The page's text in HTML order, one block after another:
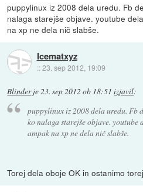
puppylinux iz 2008 dela uredu. Fb
nalaga starejše objave. youtube
na xp ne dela nič slabše.
Icematxyz
::23. sep 2012, 19:09
Blinderje 23. sep 2012 ob 18:51 izjavil:
puppylinux iz 2008 dela uredu. Fb
ko nalaga starejše objave. youtube
ampak na xp ne dela nič slabše.
Torej dela oboje OK in ostanimo